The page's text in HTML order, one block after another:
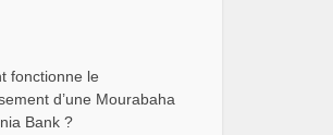
fonctionne le
d’une Mourabaha
Bank ?